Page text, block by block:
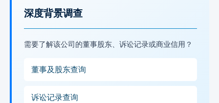
深度背景调查
需要了解该公司的董事股东、诉讼记录或商业信用？
董事及股东查询
诉讼记录查询